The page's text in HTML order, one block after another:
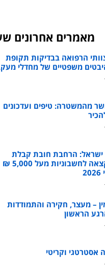
מאמרים אחרונים
הרפואה בבדיקות תקופת
משפטיים של מחדלי
מהמשטרה: טיפים ועדכונים
ישראל: הרחבת חובת קבלת
מספר הקצאה לחשבוניות מעל 5,000 ₪
– מעצר, חקירה והתמודדות
הראשון
אסטרטגי וקריטי